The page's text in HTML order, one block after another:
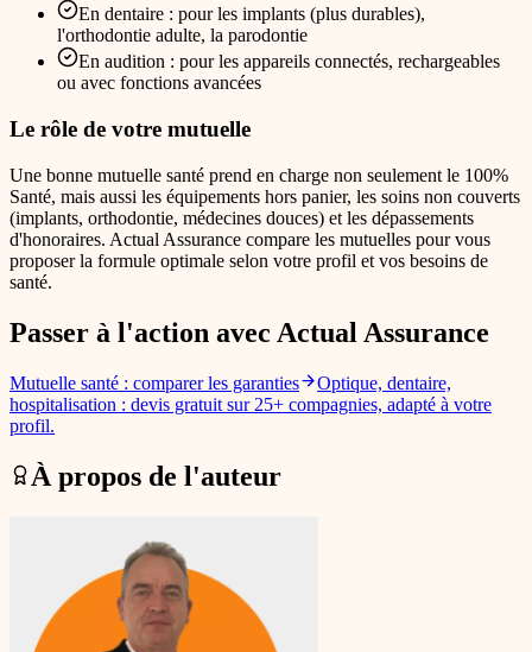
En dentaire : pour les implants (plus durables),
l'orthodontie adulte, la parodontie
En audition : pour les appareils connectés, rechargeables
ou avec fonctions avancées
Le rôle de votre mutuelle
Une bonne mutuelle santé prend en charge non seulement le 100%
Santé, mais aussi les équipements hors panier, les soins non couverts
(implants, orthodontie, médecines douces) et les dépassements
d'honoraires. Actual Assurance compare les mutuelles pour vous
proposer la formule optimale selon votre profil et vos besoins de
santé.
Passer à l'action avec Actual Assurance
Mutuelle santé : comparer les garanties
Optique, dentaire,
hospitalisation : devis gratuit sur 25+ compagnies, adapté à votre
profil.
À propos de l'auteur